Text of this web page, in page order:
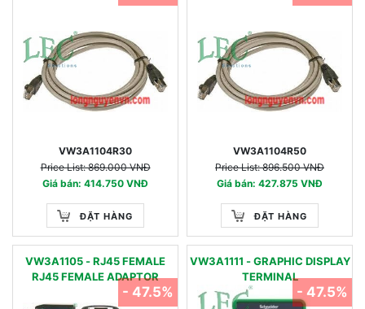
VW3A1104R30
Price List: 869.000 VNĐ
Giá bán: 414.750 VNĐ
ĐẶT HÀNG
VW3A1104R50
Price List: 896.500 VNĐ
Giá bán: 427.875 VNĐ
ĐẶT HÀNG
VW3A1105 - RJ45 FEMALE
RJ45 FEMALE ADAPTOR
- 47.5%
VW3A1111 - GRAPHIC DISPLAY
TERMINAL
- 47.5%